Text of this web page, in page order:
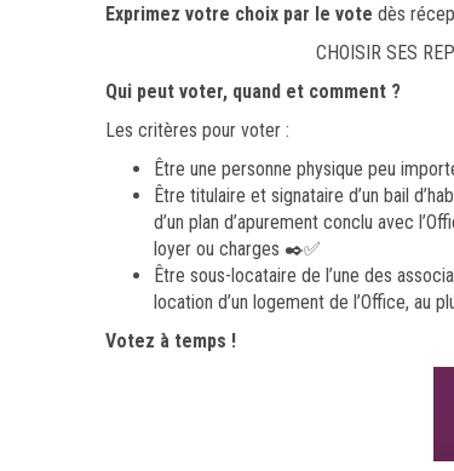
Exprimez votre choix par le vote dès
CHOISIR SES
Qui peut voter, quand et comment ?
Les critères pour voter :
Être une personne physique peu
Être titulaire et signataire d’un bail
d’un plan d’apurement conclu avec
loyer ou charges ✒️✅
Être sous-locataire de l’une des
location d’un logement de l’Office,
Votez à temps !